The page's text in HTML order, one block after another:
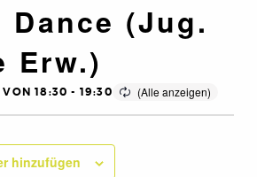
Dance (Jug.
Erw.)
18:30 - 19:30
hinzufügen